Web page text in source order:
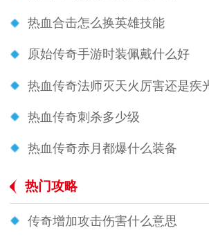
热血合击怎么换英雄技能
原始传奇手游时装佩戴什么好
热血传奇法师灭天火厉害还是疾
热血传奇刺杀多少级
热血传奇赤月都爆什么装备
热门攻略
传奇增加攻击伤害什么意思